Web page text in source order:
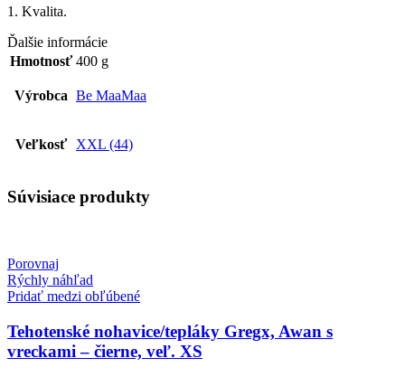
1. Kvalita.
Ďalšie informácie
Hmotnosť 400 g
Výrobca Be MaaMaa
Veľkosť XXL (44)
Súvisiace produkty
Porovnaj
Rýchly náhľad
Pridať medzi obľúbené
Tehotenské nohavice/tepláky Gregx, Awan s
vreckami – čierne, veľ. XS